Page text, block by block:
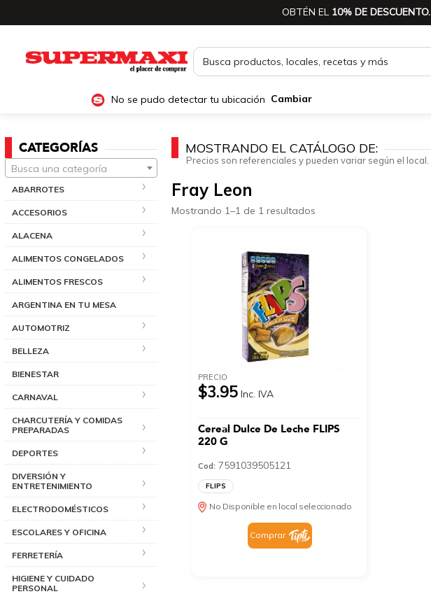
OBTÉN EL 10% DE DESCUENTO.
No se pudo detectar tu ubicación Cambiar
CATEGORÍAS
Busca una categoría
ABARROTES
ACCESORIOS
ALACENA
ALIMENTOS CONGELADOS
ALIMENTOS FRESCOS
ARGENTINA EN TU MESA
AUTOMOTRIZ
BELLEZA
BIENESTAR
CARNAVAL
CHARCUTERÍA Y COMIDAS
PREPARADAS
DEPORTES
DIVERSIÓN Y
ENTRETENIMIENTO
ELECTRODOMÉSTICOS
ESCOLARES Y OFICINA
FERRETERÍA
HIGIENE Y CUIDADO
PERSONAL
MOSTRANDO EL CATÁLOGO DE:
Precios son referenciales y pueden variar según el local.
Fray Leon
Mostrando 1–1 de 1 resultados
PRECIO
$3.95 Inc. IVA
Cereal Dulce De Leche FLIPS
220 G
Cod: 7591039505121
FLIPS
No Disponible en local seleccionado
Comprar